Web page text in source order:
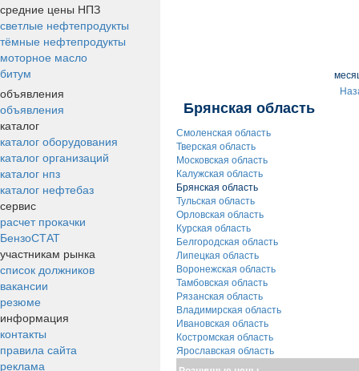
средние цены НПЗ
светлые нефтепродукты
тёмные нефтепродукты
моторное масло
битум
объявления
объявления
каталог
каталог оборудования
каталог организаций
каталог нпз
каталог нефтебаз
сервис
расчет прокачки
БензоСТАТ
участникам рынка
список должников
вакансии
резюме
информация
контакты
правила сайта
реклама
Брянская область
Смоленская область
Тверская область
Московская область
Калужская область
Брянская область
Тульская область
Орловская область
Курская область
Белгородская область
Липецкая область
Воронежская область
Тамбовская область
Рязанская область
Владимирская область
Ивановская область
Костромская область
Ярославская область